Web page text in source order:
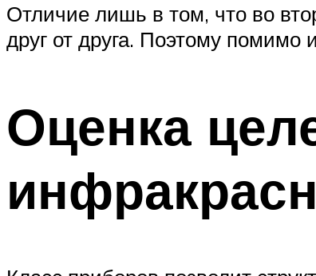
Отличие лишь в том, что во
друг от друга. Поэтому помимо
Оценка